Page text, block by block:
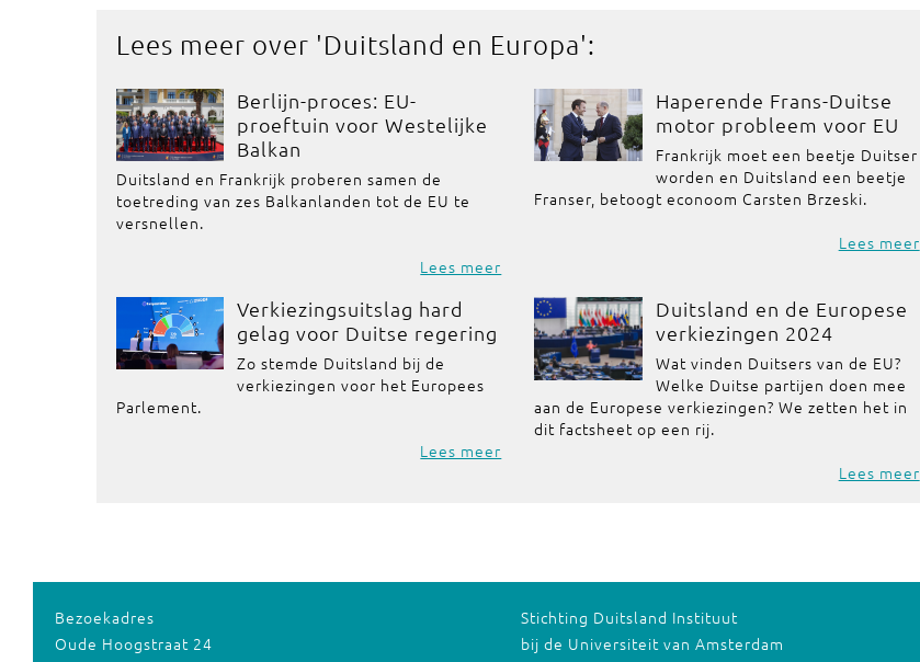
Lees meer over 'Duitsland en Europa':
Berlijn-proces: EU-
proeftuin voor Westelijke
Balkan
Duitsland en Frankrijk proberen samen de
toetreding van zes Balkanlanden tot de EU te
versnellen.
Lees meer
Haperende Frans-Duitse
motor probleem voor EU
Frankrijk moet een beetje Duitser
worden en Duitsland een beetje
Franser, betoogt econoom Carsten Brzeski.
Lees meer
Verkiezingsuitslag hard
gelag voor Duitse regering
Zo stemde Duitsland bij de
verkiezingen voor het Europees
Parlement.
Lees meer
Duitsland en de Europese
verkiezingen 2024
Wat vinden Duitsers van de EU?
Welke Duitse partijen doen mee
aan de Europese verkiezingen? We zetten het in
dit factsheet op een rij.
Lees meer
Bezoekadres
Oude Hoogstraat 24
Stichting Duitsland Instituut
bij de Universiteit van Amsterdam